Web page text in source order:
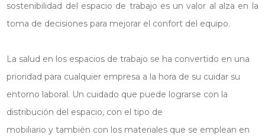
sostenibilidad del espacio de trabajo es un valor al alza en la
toma de decisiones para mejorar el confort del equipo.
La salud en los espacios de trabajo se ha convertido en una
prioridad para cualquier empresa a la hora de su cuidar su
entorno laboral. Un cuidado que puede lograrse con la
distribución del espacio, con el tipo de
mobiliario y también con los materiales que se emplean en